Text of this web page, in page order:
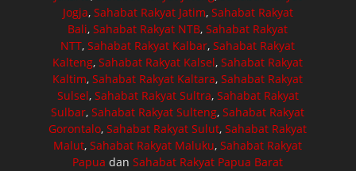
Jogja, Sahabat Rakyat Jatim, Sahabat Rakyat
Bali,Sahabat Rakyat NTB,Sahabat Rakyat
NTT,Sahabat Rakyat Kalbar,Sahabat Rakyat
Kalteng,Sahabat Rakyat Kalsel,Sahabat Rakyat
Kaltim,Sahabat Rakyat Kaltara,Sahabat Rakyat
Sulsel, Sahabat Rakyat Sultra, Sahabat Rakyat
Sulbar,Sahabat Rakyat Sulteng,Sahabat Rakyat
Gorontalo,Sahabat Rakyat Sulut,Sahabat Rakyat
Malut,Sahabat Rakyat Maluku,Sahabat Rakyat
Papua danSahabat Rakyat Papua Barat